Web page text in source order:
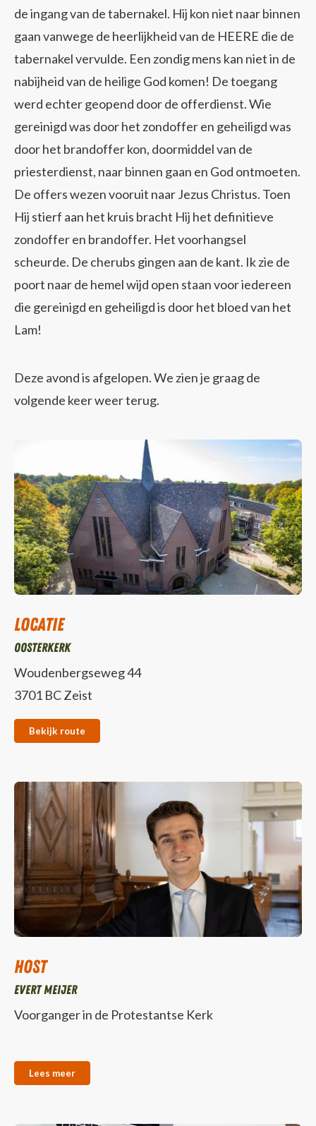
de ingang van de tabernakel. Hij kon niet naar binnen
gaan vanwege de heerlijkheid van de HEERE die de
tabernakel vervulde. Een zondig mens kan niet in de
nabijheid van de heilige God komen! De toegang
werd echter geopend door de offerdienst. Wie
gereinigd was door het zondoffer en geheiligd was
door het brandoffer kon, doormiddel van de
priesterdienst, naar binnen gaan en God ontmoeten.
De offers wezen vooruit naar Jezus Christus. Toen
Hij stierf aan het kruis bracht Hij het definitieve
zondoffer en brandoffer. Het voorhangsel
scheurde. De cherubs gingen aan de kant. Ik zie de
poort naar de hemel wijd open staan voor iedereen
die gereinigd en geheiligd is door het bloed van het
Lam!
Deze avond is afgelopen. We zien je graag de
volgende keer weer terug.
Locatie
Oosterkerk
Woudenbergseweg 44
3701 BC Zeist
Bekijk route
Host
Evert Meijer
Voorganger in de Protestantse Kerk
Lees meer